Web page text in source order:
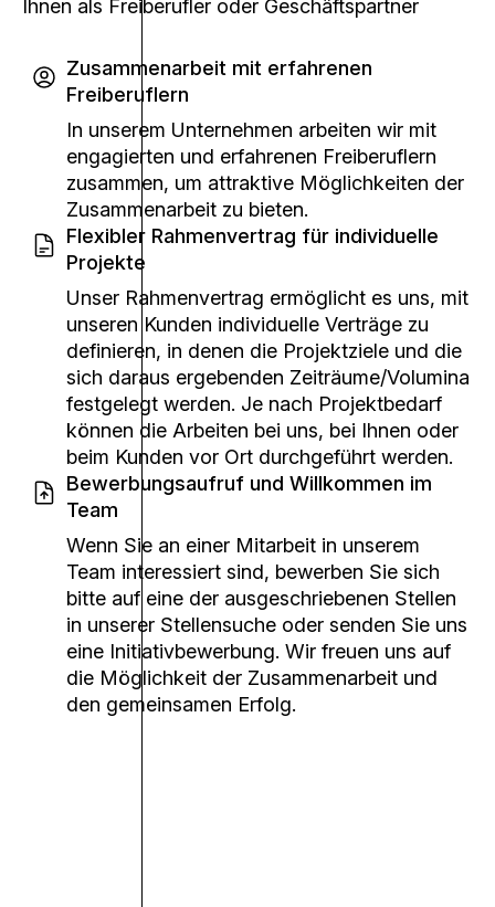
Ihnen als Freiberufler oder Geschäftspartner
Zusammenarbeit mit erfahrenen
Freiberuflern
In unserem Unternehmen arbeiten wir mit
engagierten und erfahrenen Freiberuflern
zusammen, um attraktive Möglichkeiten der
Zusammenarbeit zu bieten.
Flexibler Rahmenvertrag für individuelle
Projekte
Unser Rahmenvertrag ermöglicht es uns, mit
unseren Kunden individuelle Verträge zu
definieren, in denen die Projektziele und die
sich daraus ergebenden Zeiträume/Volumina
festgelegt werden. Je nach Projektbedarf
können die Arbeiten bei uns, bei Ihnen oder
beim Kunden vor Ort durchgeführt werden.
Bewerbungsaufruf und Willkommen im
Team
Wenn Sie an einer Mitarbeit in unserem
Team interessiert sind, bewerben Sie sich
bitte auf eine der ausgeschriebenen Stellen
in unserer Stellensuche oder senden Sie uns
eine Initiativbewerbung. Wir freuen uns auf
die Möglichkeit der Zusammenarbeit und
den gemeinsamen Erfolg.